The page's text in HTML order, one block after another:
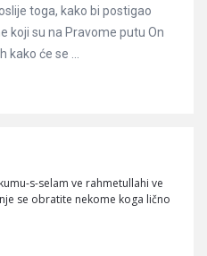
toga, kako bi postigao
koji su na Pravome putu On
će se ...
s-selam ve rahmetullahi ve
se obratite nekome koga lično